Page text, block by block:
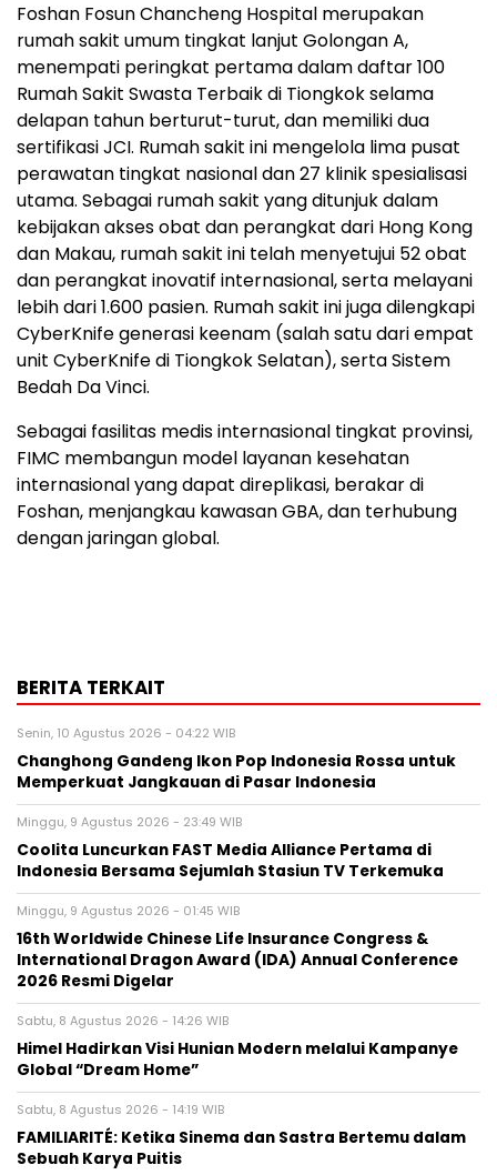
Foshan Fosun Chancheng Hospital merupakan
rumah sakit umum tingkat lanjut Golongan A,
menempati peringkat pertama dalam daftar 100
Rumah Sakit Swasta Terbaik di Tiongkok selama
delapan tahun berturut-turut, dan memiliki dua
sertifikasi JCI. Rumah sakit ini mengelola lima pusat
perawatan tingkat nasional dan 27 klinik spesialisasi
utama. Sebagai rumah sakit yang ditunjuk dalam
kebijakan akses obat dan perangkat dari Hong Kong
dan Makau, rumah sakit ini telah menyetujui 52 obat
dan perangkat inovatif internasional, serta melayani
lebih dari 1.600 pasien. Rumah sakit ini juga dilengkapi
CyberKnife generasi keenam (salah satu dari empat
unit CyberKnife di Tiongkok Selatan), serta Sistem
Bedah Da Vinci.
Sebagai fasilitas medis internasional tingkat provinsi,
FIMC membangun model layanan kesehatan
internasional yang dapat direplikasi, berakar di
Foshan, menjangkau kawasan GBA, dan terhubung
dengan jaringan global.
BERITA TERKAIT
Senin, 10 Agustus 2026 - 04:22 WIB
Changhong Gandeng Ikon Pop Indonesia Rossa untuk
Memperkuat Jangkauan di Pasar Indonesia
Minggu, 9 Agustus 2026 - 23:49 WIB
Coolita Luncurkan FAST Media Alliance Pertama di
Indonesia Bersama Sejumlah Stasiun TV Terkemuka
Minggu, 9 Agustus 2026 - 01:45 WIB
16th Worldwide Chinese Life Insurance Congress &
International Dragon Award (IDA) Annual Conference
2026 Resmi Digelar
Sabtu, 8 Agustus 2026 - 14:26 WIB
Himel Hadirkan Visi Hunian Modern melalui Kampanye
Global “Dream Home”
Sabtu, 8 Agustus 2026 - 14:19 WIB
FAMILIARITÉ: Ketika Sinema dan Sastra Bertemu dalam
Sebuah Karya Puitis